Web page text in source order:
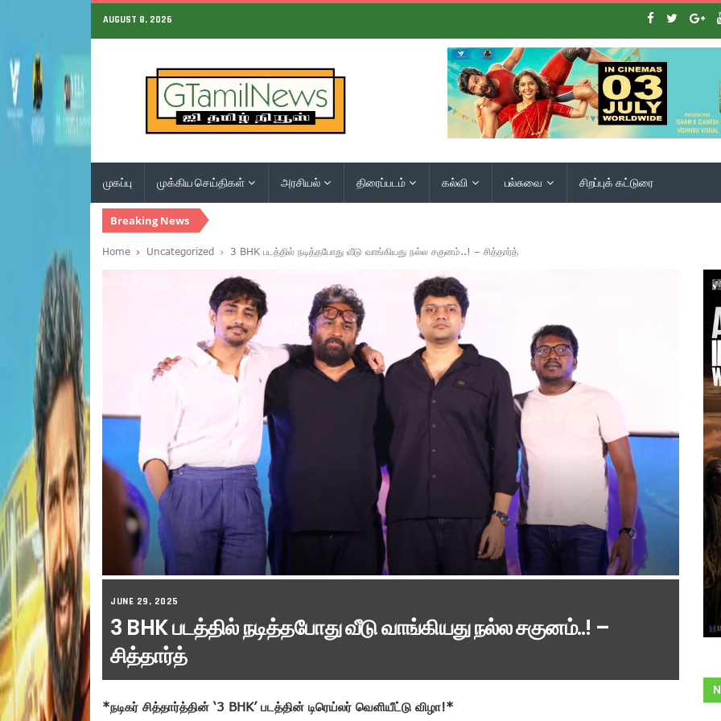
AUGUST 8, 2026
முகப்பு முக்கிய செய்திகள் அரசியல் திரைப்படம் கல்வி பல்சுவை சிறப்புக் கட்டுரை
Breaking News
Home Uncategorized 3 BHK படத்தில் நடித்தபோது வீடு வாங்கியது நல்ல சகுனம்..! – சித்தார்த்
JUNE 29, 2025
3 BHK படத்தில் நடித்தபோது வீடு வாங்கியது நல்ல சகுனம்..! –
சித்தார்த்
*நடிகர் சித்தார்த்தின் ‘3 BHK’ படத்தின் டிரெய்லர் வெளியீட்டு விழா!*